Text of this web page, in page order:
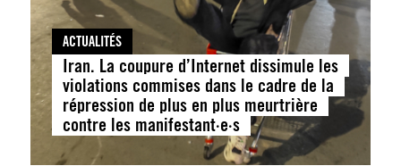
ACTUALITÉS
Iran. La coupure d’Internet dissimule les
violations commises dans le cadre de la
répression de plus en plus meurtrière
contre les manifestant·e·s